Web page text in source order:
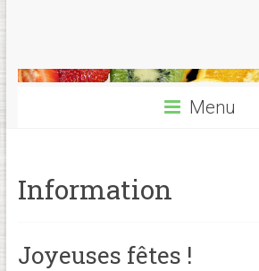
Menu
Information
Joyeuses fêtes !